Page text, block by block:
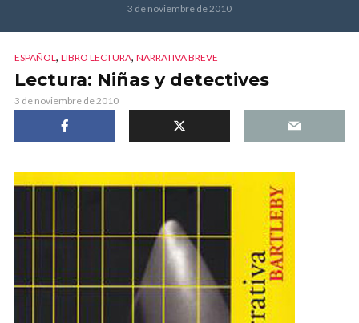
3 de noviembre de 2010
ESPAÑOL, LIBRO LECTURA, NARRATIVA BREVE
Lectura: Niñas y detectives
3 de noviembre de 2010